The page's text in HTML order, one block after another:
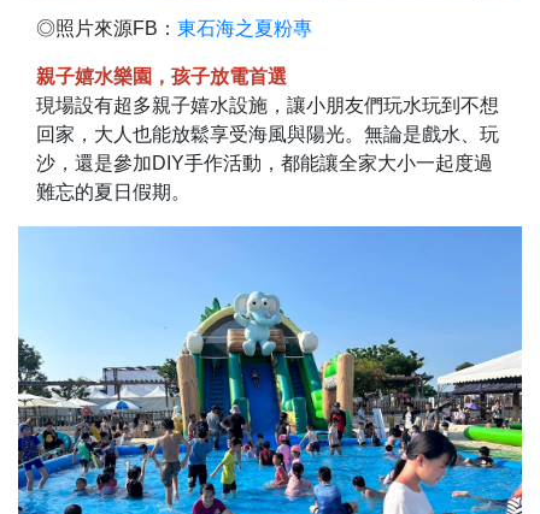
◎照片來源FB： 東石海之夏粉專
親子嬉水樂園，孩子放電首選
現場設有超多親子嬉水設施，讓小朋友們玩水玩到不想
回家，大人也能放鬆享受海風與陽光。無論是戲水、玩
沙，還是參加DIY手作活動，都能讓全家大小一起度過
難忘的夏日假期。